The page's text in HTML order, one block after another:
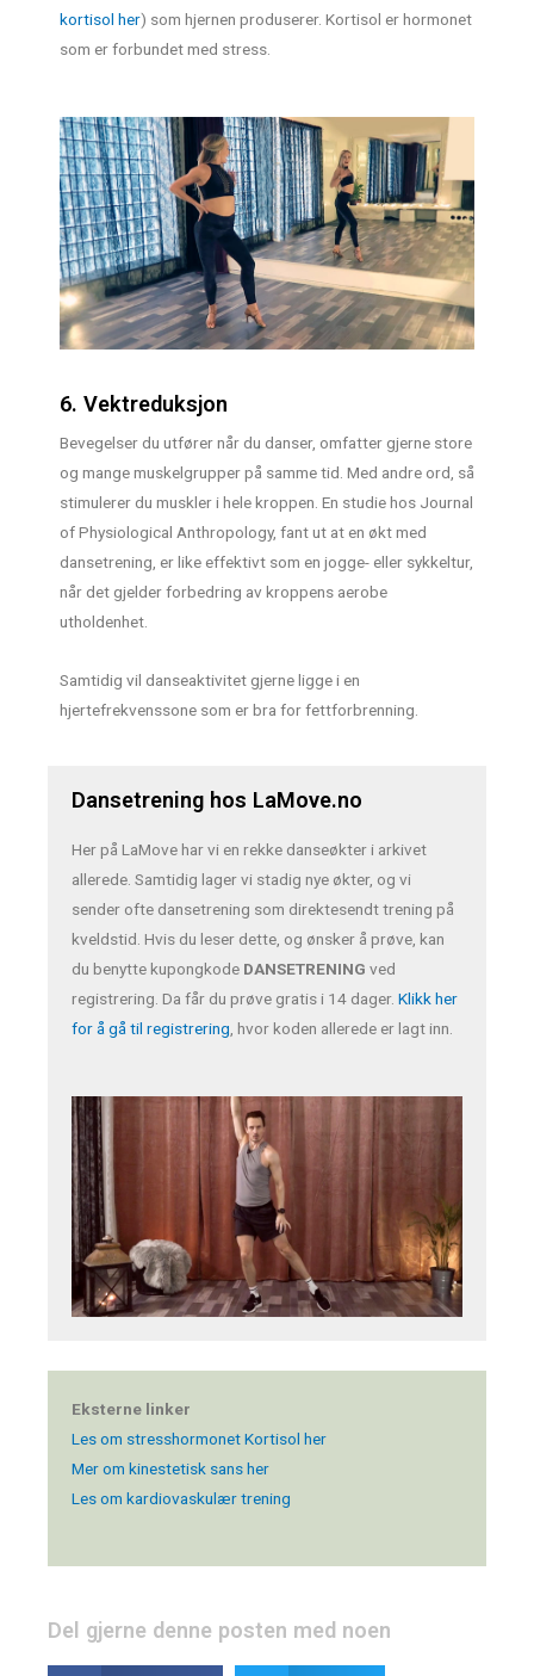
kortisol her) som hjernen produserer. Kortisol er hormonet
som er forbundet med stress.
6. Vektreduksjon
Bevegelser du utfører når du danser, omfatter gjerne store
og mange muskelgrupper på samme tid. Med andre ord, så
stimulerer du muskler i hele kroppen. En studie hos Journal
of Physiological Anthropology, fant ut at en økt med
dansetrening, er like effektivt som en jogge- eller sykkeltur,
når det gjelder forbedring av kroppens aerobe
utholdenhet.
Samtidig vil danseaktivitet gjerne ligge i en
hjertefrekvenssone som er bra for fettforbrenning.
Dansetrening hos LaMove.no
Her på LaMove har vi en rekke danseøkter i arkivet
allerede. Samtidig lager vi stadig nye økter, og vi
sender ofte dansetrening som direktesendt trening på
kveldstid. Hvis du leser dette, og ønsker å prøve, kan
du benytte kupongkode DANSETRENING ved
registrering. Da får du prøve gratis i 14 dager. Klikk her
for å gå til registrering, hvor koden allerede er lagt inn.
Eksterne linker
Les om stresshormonet Kortisol her
Mer om kinestetisk sans her
Les om kardiovaskulær trening
Del gjerne denne posten med noen